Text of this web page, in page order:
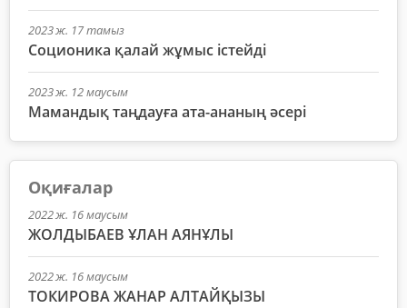
2023 ж. 17 тамыз
Соционика қалай жұмыс істейді
2023 ж. 12 маусым
Мамандық таңдауға ата-ананың әсері
Оқиғалар
2022 ж. 16 маусым
ЖОЛДЫБАЕВ ҰЛАН АЯНҰЛЫ
2022 ж. 16 маусым
ТОКИРОВА ЖАНАР АЛТАЙҚЫЗЫ